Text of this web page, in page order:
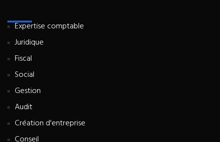
Expertise comptable
Juridique
Fiscal
Social
Gestion
Audit
Création d'entreprise
Conseil